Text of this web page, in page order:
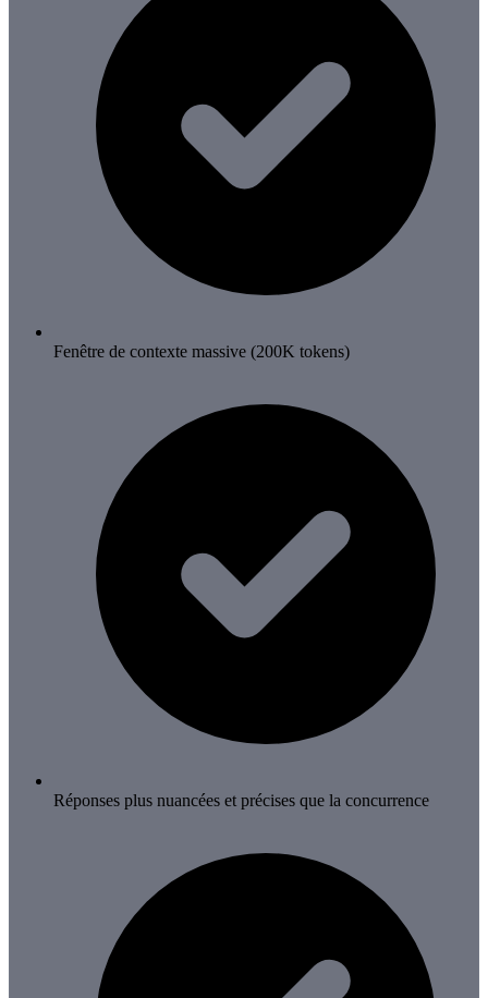
Fenêtre de contexte massive (200K tokens)
Réponses plus nuancées et précises que la concurrence